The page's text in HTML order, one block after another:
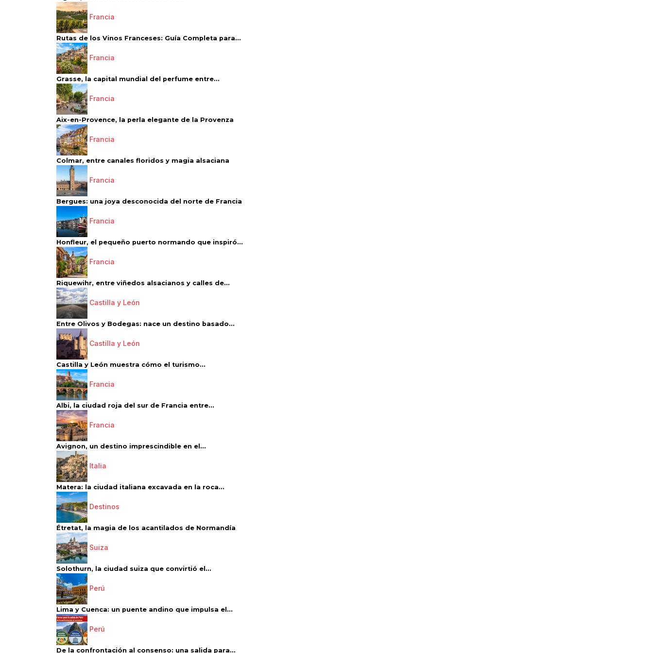
Francia
Rutas de los Vinos Franceses: Guía Completa para...
Francia
Grasse, la capital mundial del perfume entre...
Francia
Aix-en-Provence, la perla elegante de la Provenza
Francia
Colmar, entre canales floridos y magia alsaciana
Francia
Bergues: una joya desconocida del norte de Francia
Francia
Honfleur, el pequeño puerto normando que inspiró...
Francia
Riquewihr, entre viñedos alsacianos y calles de...
Castilla y León
Entre Olivos y Bodegas: nace un destino basado...
Castilla y León
Castilla y León muestra cómo el turismo...
Francia
Albi, la ciudad roja del sur de Francia entre...
Francia
Avignon, un destino imprescindible en el...
Italia
Matera: la ciudad italiana excavada en la roca...
Destinos
Étretat, la magia de los acantilados de Normandía
Suiza
Solothurn, la ciudad suiza que convirtió el...
Perú
Lima y Cuenca: un puente andino que impulsa el...
Perú
De la confrontación al consenso: una salida para...